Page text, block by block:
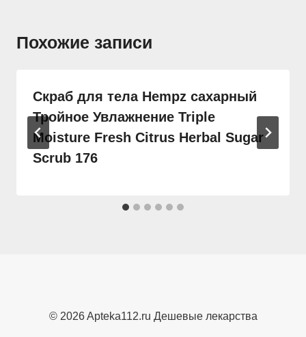
Похожие записи
Скраб для тела Hempz сахарный
Тройное Увлажнение Triple
Moisture Fresh Citrus Herbal Sugar
Scrub 176
© 2026 Apteka112.ru Дешевые лекарства